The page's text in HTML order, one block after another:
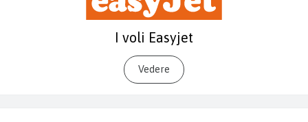
I voli Easyjet
Vedere